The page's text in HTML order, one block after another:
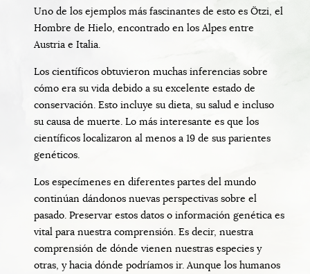
Uno de los ejemplos más fascinantes de esto es Ötzi, el
Hombre de Hielo, encontrado en los Alpes entre
Austria e Italia.
Los científicos obtuvieron muchas inferencias sobre
cómo era su vida debido a su excelente estado de
conservación. Esto incluye su dieta, su salud e incluso
su causa de muerte. Lo más interesante es que los
científicos localizaron al menos a 19 de sus parientes
genéticos.
Los especímenes en diferentes partes del mundo
continúan dándonos nuevas perspectivas sobre el
pasado. Preservar estos datos o información genética es
vital para nuestra comprensión. Es decir, nuestra
comprensión de dónde vienen nuestras especies y
otras, y hacia dónde podríamos ir. Aunque los humanos